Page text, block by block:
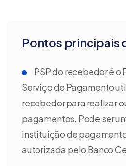
Pontos principais
PSP do recebedor é o
Serviço de Pagamento
recebedor para realizar
pagamentos. Pode ser
instituição de
autorizada pelo Banco